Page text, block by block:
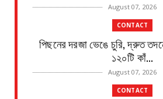
August 07, 2026
CONTACT
পিছনের দরজা ভেঙে চুরি, দ্রুত
১২০টি কাঁ...
August 07, 2026
CONTACT